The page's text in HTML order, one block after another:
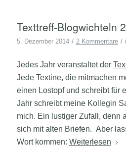
Texttreff-Blogwichteln
5. Dezember 2014 / 2 Kommentare /
Jedes Jahr veranstaltet der
Jede Textine, die mitmachen
einen Lostopf und schreibt für
Jahr schreibt meine Kollegin
mich. Ein lustiger Zufall, denn
sich mit alten Briefen. Aber
Wort kommen: Weiterlesen